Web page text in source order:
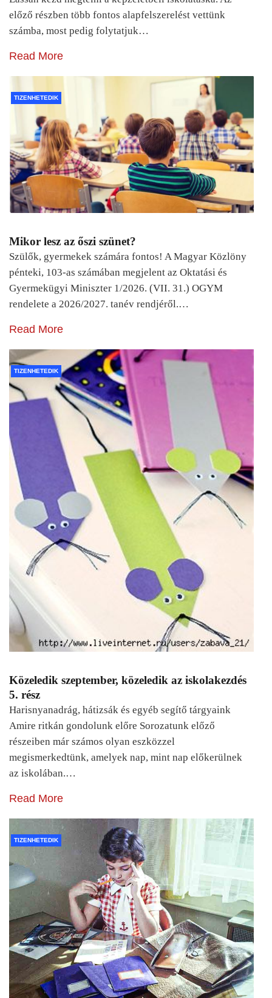
előző részben több fontos alapfelszerelést vettünk
számba, most pedig folytatjuk…
Read More
TIZENHETEDIK
Mikor lesz az őszi szünet?
Szülők, gyermekek számára fontos! A Magyar Közlöny
pénteki, 103-as számában megjelent az Oktatási és
Gyermekügyi Miniszter 1/2026. (VII. 31.) OGYM
rendelete a 2026/2027. tanév rendjéről.…
Read More
TIZENHETEDIK
Közeledik szeptember, közeledik az iskolakezdés
5. rész
Harisnyanadrág, hátizsák és egyéb segítő tárgyaink
Amire ritkán gondolunk előre Sorozatunk előző
részeiben már számos olyan eszközzel
megismerkedtünk, amelyek nap, mint nap előkerülnek
az iskolában.…
Read More
TIZENHETEDIK